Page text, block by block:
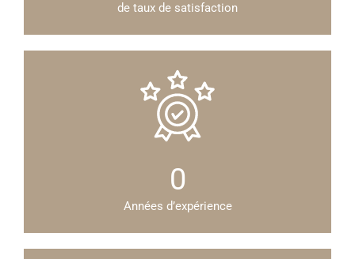
de taux de satisfaction
0
Années d’expérience